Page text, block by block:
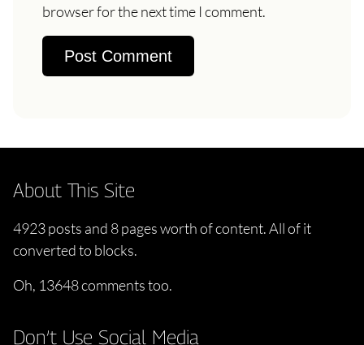
browser for the next time I comment.
About This Site
4923 posts and 8 pages worth of content. All of it
converted to blocks.
Oh, 13648 comments too.
Don’t Use Social Media